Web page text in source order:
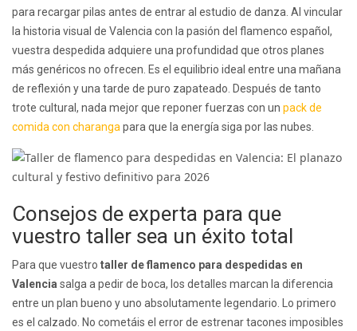
para recargar pilas antes de entrar al estudio de danza. Al vincular
la historia visual de Valencia con la pasión del flamenco español,
vuestra despedida adquiere una profundidad que otros planes
más genéricos no ofrecen. Es el equilibrio ideal entre una mañana
de reflexión y una tarde de puro zapateado. Después de tanto
trote cultural, nada mejor que reponer fuerzas con un pack de
comida con charanga para que la energía siga por las nubes.
Consejos de experta para que
vuestro taller sea un éxito total
Para que vuestro taller de flamenco para despedidas en
Valencia salga a pedir de boca, los detalles marcan la diferencia
entre un plan bueno y uno absolutamente legendario. Lo primero
es el calzado. No cometáis el error de estrenar tacones imposibles